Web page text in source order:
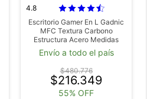
4.8
Escritorio Gamer En L Gadnic
MFC Textura Carbono
Estructura Acero Medidas
130x50x74
Envío a todo el país
$480.776
$216.349
55% OFF